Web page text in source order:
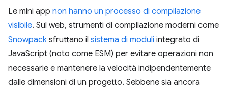
Le mini app non hanno un processo di compilazione
visibile. Sul web, strumenti di compilazione moderni come
Snowpack sfruttano il sistema di moduli integrato di
JavaScript (noto come ESM) per evitare operazioni non
necessarie e mantenere la velocità indipendentemente
dalle dimensioni di un progetto. Sebbene sia ancora